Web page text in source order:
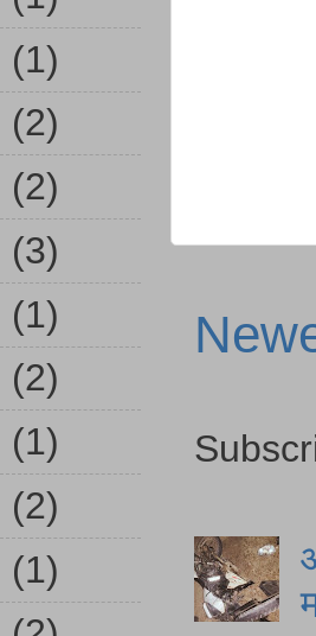
(1)
(2)
(2)
(3)
(1)
(2)
(1)
(2)
(1)